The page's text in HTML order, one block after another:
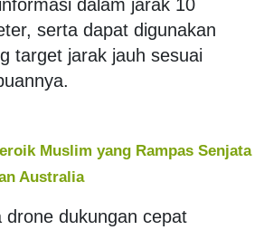
dalam jarak 10
serta dapat digunakan
target jarak jauh sesuai
Muslim yang Rampas Senjata
Australia
drone dukungan cepat